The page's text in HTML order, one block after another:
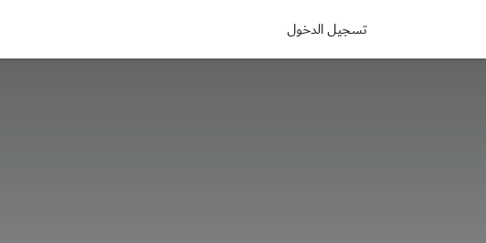
تسجيل الدخول